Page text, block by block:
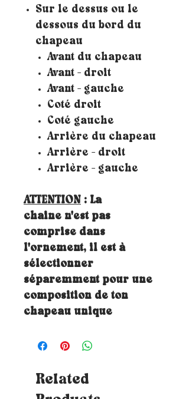
Sur le dessus ou le
dessous du bord du
chapeau
Avant du chapeau
Avant - droit
Avant - gauche
Coté droit
Coté gauche
Arrière du chapeau
Arrière - droit
Arrière - gauche
ATTENTION : La
chaine n'est pas
comprise dans
l'ornement, il est à
sélectionner
séparemment pour une
composition de ton
chapeau unique
Related